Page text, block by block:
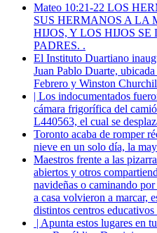
Mateo 10:21-22 LOS
SUS HERMANOS A LA
HIJOS, Y LOS HIJOS
PADRES. .
El Instituto Duartiano
Juan Pablo Duarte,
Febrero y Winston
| Los indocumentados
cámara frigorífica del
L440563, el cual se
Toronto acaba de romper
nieve en un solo día, la
Maestros frente a las
abiertos y otros
navideñas o caminando
a casa volvieron a marcar,
distintos centros
| Apunta estos lugares en